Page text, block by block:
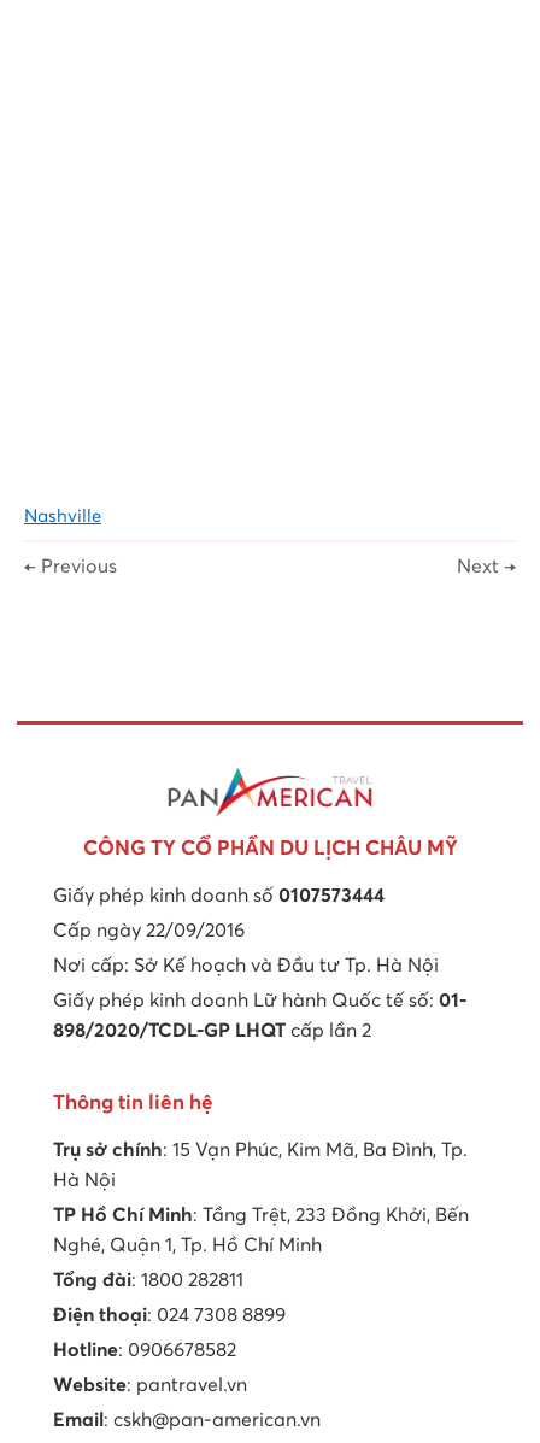
Nashville
← Previous Next →
CÔNG TY CỔ PHẦN DU LỊCH CHÂU MỸ
Giấy phép kinh doanh số 0107573444
Cấp ngày 22/09/2016
Nơi cấp: Sở Kế hoạch và Đầu tư Tp. Hà Nội
Giấy phép kinh doanh Lữ hành Quốc tế số: 01-
898/2020/TCDL-GP LHQT cấp lần 2
Thông tin liên hệ
Trụ sở chính: 15 Vạn Phúc, Kim Mã, Ba Đình, Tp.
Hà Nội
TP Hồ Chí Minh: Tầng Trệt, 233 Đồng Khởi, Bến
Nghé, Quận 1, Tp. Hồ Chí Minh
Tổng đài: 1800 282811
Điện thoại: 024 7308 8899
Hotline: 0906678582
Website: pantravel.vn
Email : cskh@pan-american.vn